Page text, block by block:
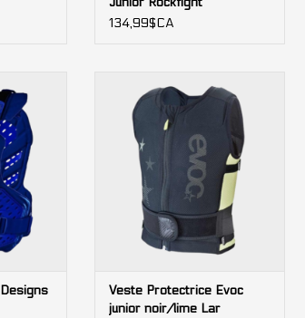
134,99$CA
noir/lime Lar
AJOUTER AU PANIER
Veste Protectrice Evoc
junior noir/lime Lar